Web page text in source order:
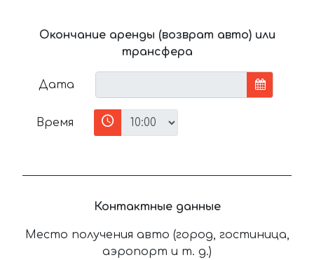
Окончание аренды (возврат авто) или
трансфера
Дата
Время
Контактные данные
Место получения авто (город, гостиница,
аэропорт и т. д.)